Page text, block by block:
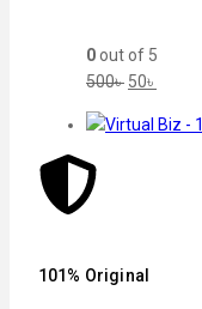
0out of 5
500৳ 50৳
101% Original